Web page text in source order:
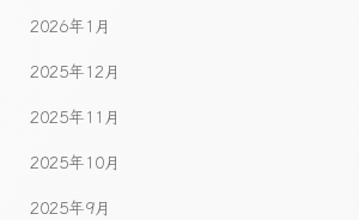
2026年1月
2025年12月
2025年11月
2025年10月
2025年9月